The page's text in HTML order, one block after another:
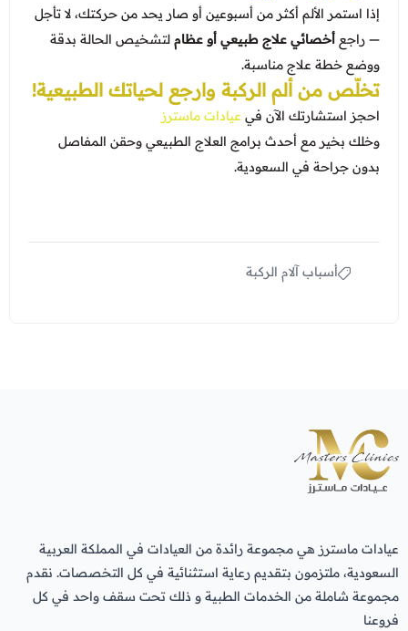
إذا استمر الألم أكثر من أسبوعين أو صار يحد من حركتك، لا تأجل
— راجع أخصائي علاج طبيعي أو عظاملتشخيص الحالة بدقة
ووضع خطة علاج مناسبة.
تخلّص من ألم الركبة وارجع لحياتك الطبيعية!
احجز استشارتك الآن فيعيادات ماسترز
وخلك بخير مع أحدث برامج العلاج الطبيعي وحقن المفاصل
بدون جراحة في السعودية.
أسباب آلام الركبة
عيادات ماسترز هي مجموعة رائدة من العيادات في المملكة العربية
السعودية، ملتزمون بتقديم رعاية استثنائية في كل التخصصات. نقدم
مجموعة شاملة من الخدمات الطبية و ذلك تحت سقف واحد في كل
فروعنا